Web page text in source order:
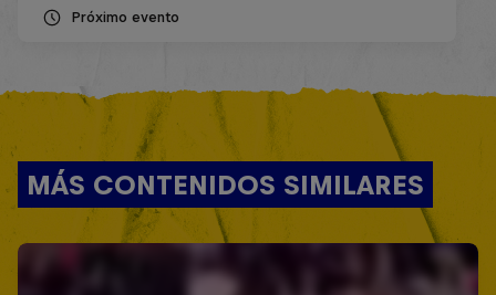
Próximo evento
MÁS CONTENIDOS SIMILARES